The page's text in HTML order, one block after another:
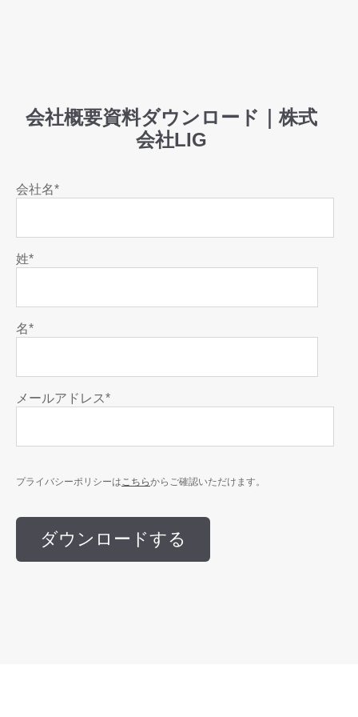
会社概要資料ダウンロード｜株式
会社LIG
会社名*
姓*
名*
メールアドレス*
プライバシーポリシーはこちらからご確認いただけます。